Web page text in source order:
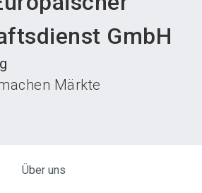
GmbH
Märkte
Über uns